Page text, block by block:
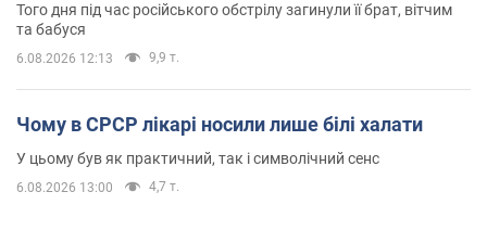
Того дня під час російського обстрілу загинули її брат, вітчим
та бабуся
6.08.2026 12:13 9,9 т.
Чому в СРСР лікарі носили лише білі халати
У цьому був як практичний, так і символічний сенс
6.08.2026 13:00 4,7 т.